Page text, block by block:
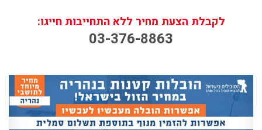
לקבלת הצעת מחיר ללא התחייבות חייגו:
03-376-8863